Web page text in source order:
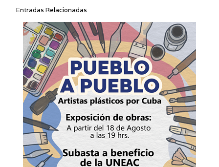
Entradas Relacionadas